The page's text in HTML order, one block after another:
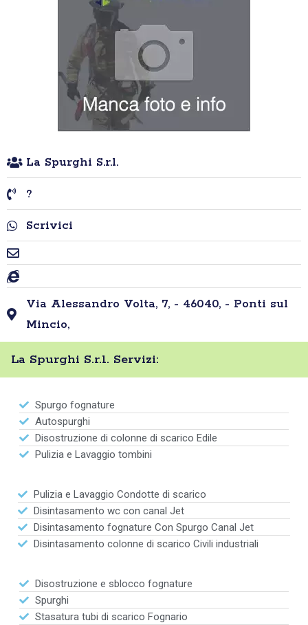
La Spurghi S.r.l.
?
Scrivici
Via Alessandro Volta, 7, - 46040, - Ponti sul
Mincio,
La Spurghi S.r.l. Servizi:
Spurgo fognature
Autospurghi
Disostruzione di colonne di scarico Edile
Pulizia e Lavaggio tombini
Pulizia e Lavaggio Condotte di scarico
Disintasamento wc con canal Jet
Disintasamento fognature Con Spurgo Canal Jet
Disintasamento colonne di scarico Civili industriali
Disostruzione e sblocco fognature
Spurghi
Stasatura tubi di scarico Fognario